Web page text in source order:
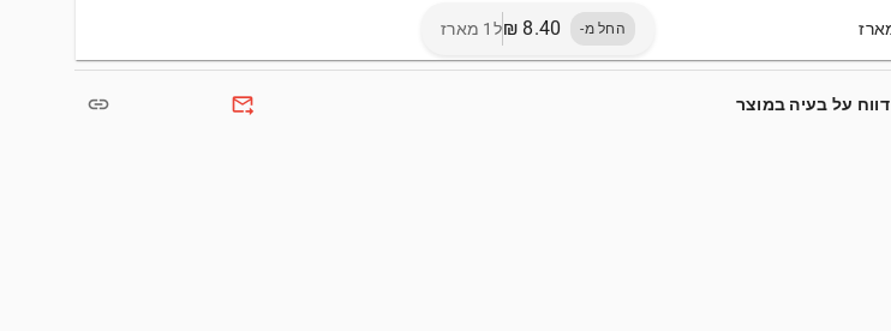
החל מ- ל1 מארז
דווח על בעיה במוצר forward_to_inbox
link